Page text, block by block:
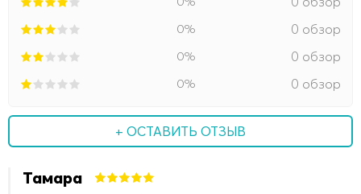
0% 0 обзор
0% 0 обзор
0% 0 обзор
+ ОСТАВИТЬ ОТЗЫВ
Тамара